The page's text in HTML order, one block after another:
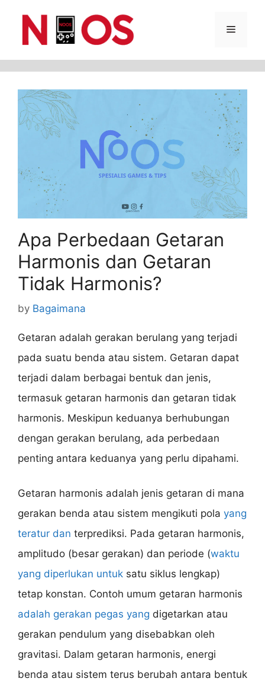
Menu
Apa Perbedaan Getaran
Harmonis dan Getaran
Tidak Harmonis?
by Bagaimana
Getaran adalah gerakan berulang yang terjadi
pada suatu benda atau sistem. Getaran dapat
terjadi dalam berbagai bentuk dan jenis,
termasuk getaran harmonis dan getaran tidak
harmonis. Meskipun keduanya berhubungan
dengan gerakan berulang, ada perbedaan
penting antara keduanya yang perlu dipahami.
Getaran harmonis adalah jenis getaran di mana
gerakan benda atau sistem mengikuti pola yang
teratur dan terprediksi. Pada getaran harmonis,
amplitudo (besar gerakan) dan periode (waktu
yang diperlukan untuk satu siklus lengkap)
tetap konstan. Contoh umum getaran harmonis
adalah gerakan pegas yang digetarkan atau
gerakan pendulum yang disebabkan oleh
gravitasi. Dalam getaran harmonis, energi
benda atau sistem terus berubah antara bentuk